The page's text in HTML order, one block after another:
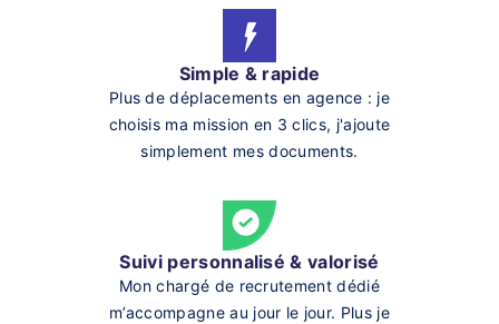
Simple & rapide
Plus de déplacements en agence : je
choisis ma mission en 3 clics, j'ajoute
simplement mes documents.
Suivi personnalisé & valorisé
Mon chargé de recrutement dédié
m’accompagne au jour le jour. Plus je